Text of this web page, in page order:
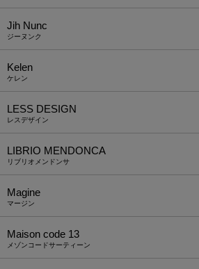
Jih Nunc
ジーヌンク
Kelen
ケレン
LESS DESIGN
レスデザイン
LIBRIO MENDONCA
リブリオメンドンサ
Magine
マージン
Maison code 13
メゾンコードサーティーン